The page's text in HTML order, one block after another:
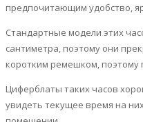
предпочитающим удобство,
Стандартные модели этих
сантиметра, поэтому они
коротким ремешком, поэтому
Циферблаты таких часов
увидеть текущее время на